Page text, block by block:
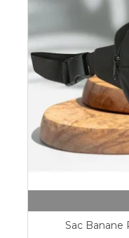
Sac Banane